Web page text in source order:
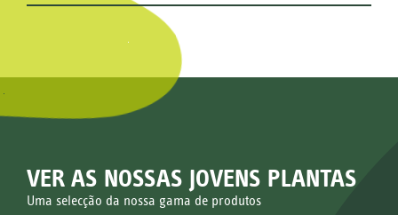
VER AS NOSSAS JOVENS PLANTAS
Uma selecção da nossa gama de produtos